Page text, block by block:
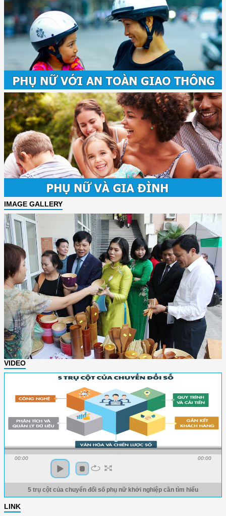
IMAGE GALLERY
VIDEO
00:00 00:00
5 trụ cột của chuyển đổi số phụ nữ khởi nghiệp cần tìm hiểu
LINK